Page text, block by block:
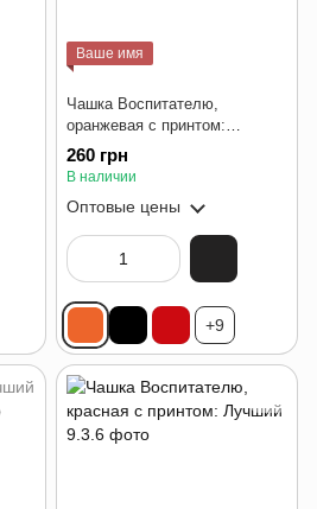
Ваше имя
Чашка Воспитателю,
оранжевая с принтом:
Спасибо за труд
260 грн
В наличии
Оптовые цены
+9